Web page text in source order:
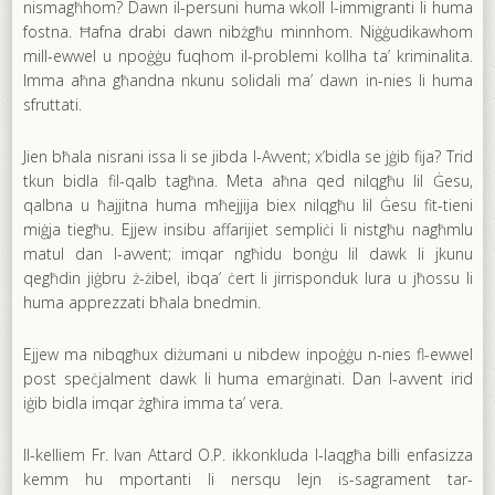
nismagħhom? Dawn il-persuni huma wkoll l-immigranti li huma
fostna. Ħafna drabi dawn nibżgħu minnhom. Niġġudikawhom
mill-ewwel u npoġġu fuqhom il-problemi kollha ta’ kriminalita.
Imma aħna għandna nkunu solidali ma’ dawn in-nies li huma
sfruttati.
Jien bħala nisrani issa li se jibda l-Avvent; x’bidla se jġib fija? Trid
tkun bidla fil-qalb tagħna. Meta aħna qed nilqgħu lil Ġesu,
qalbna u ħajjitna huma mħejjija biex nilqgħu lil Ġesu fit-tieni
miġja tiegħu. Ejjew insibu affarijiet sempliċi li nistgħu nagħmlu
matul dan l-avvent; imqar ngħidu bonġu lil dawk li jkunu
qegħdin jiġbru ż-żibel, ibqa’ ċert li jirrisponduk lura u jħossu li
huma apprezzati bħala bnedmin.
Ejjew ma nibqgħux diżumani u nibdew inpoġġu n-nies fl-ewwel
post speċjalment dawk li huma emarġinati. Dan l-avvent irid
iġib bidla imqar żgħira imma ta’ vera.
Il-kelliem Fr. Ivan Attard O.P. ikkonkluda l-laqgħa billi enfasizza
kemm hu mportanti li nersqu lejn is-sagrament tar-